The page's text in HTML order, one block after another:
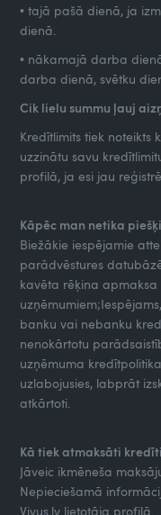
• tajā pašā dienā, ja
dienā.
• nākamajā darba
darba dienā, svētku
Cik lielu summu ļauj
Kredītlimits tiek noteikts
uzzinātu savu
profilā, ja esi jau
Kāpēc man netika
Biežākie iespējamie
parādvēstures
kavēta rēķina apmaksa
banku vai nebanku
nenokārtotu
uzņēmuma
uzlabojusies, labprāt
atkārtoti.
Kā tiek atmaksāti
Jāveic ikmēneša
Nepieciešamā
Vivus.lv lietotāja profilā.